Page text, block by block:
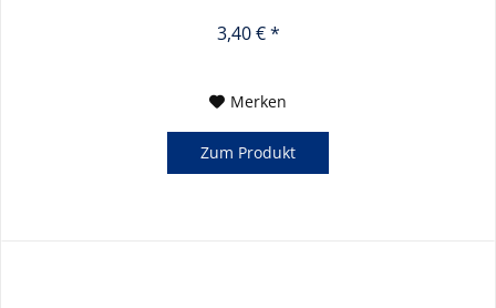
3,40 € *
Merken
Zum Produkt